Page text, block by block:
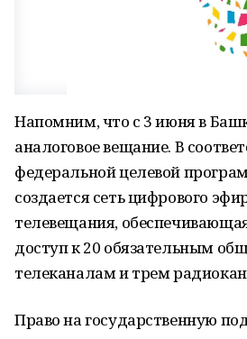
Напомним, что с 3 июня в
аналоговое вещание. В
федеральной целевой
создается сеть цифрового
телевещания,
доступ к 20 обязательным
телеканалам и трем
Право на государственную